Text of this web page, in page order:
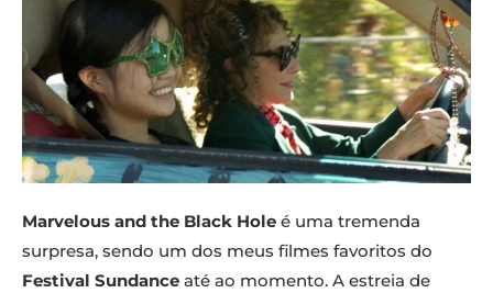
Marvelous and the Black Hole é uma tremenda
surpresa, sendo um dos meus filmes favoritos do
Festival Sundance até ao momento. A estreia de